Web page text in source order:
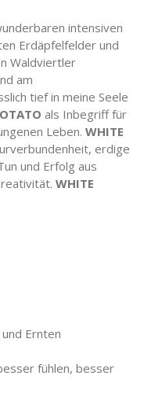
intensiven
Erdäpfelfelder und
Waldviertler
am
tief in meine Seele
als Inbegriff für
Leben. WHITE
erdige
und Erfolg aus
WHITE
Ernten
fühlen, besser